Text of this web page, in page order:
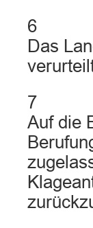
6
Das
7
Auf die